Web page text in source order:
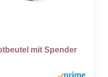
mit Spender